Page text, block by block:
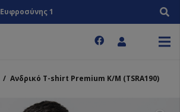
Ευφροσύνης 1
/ Ανδρικό T-shirt Premium Κ/Μ (TSRA190)